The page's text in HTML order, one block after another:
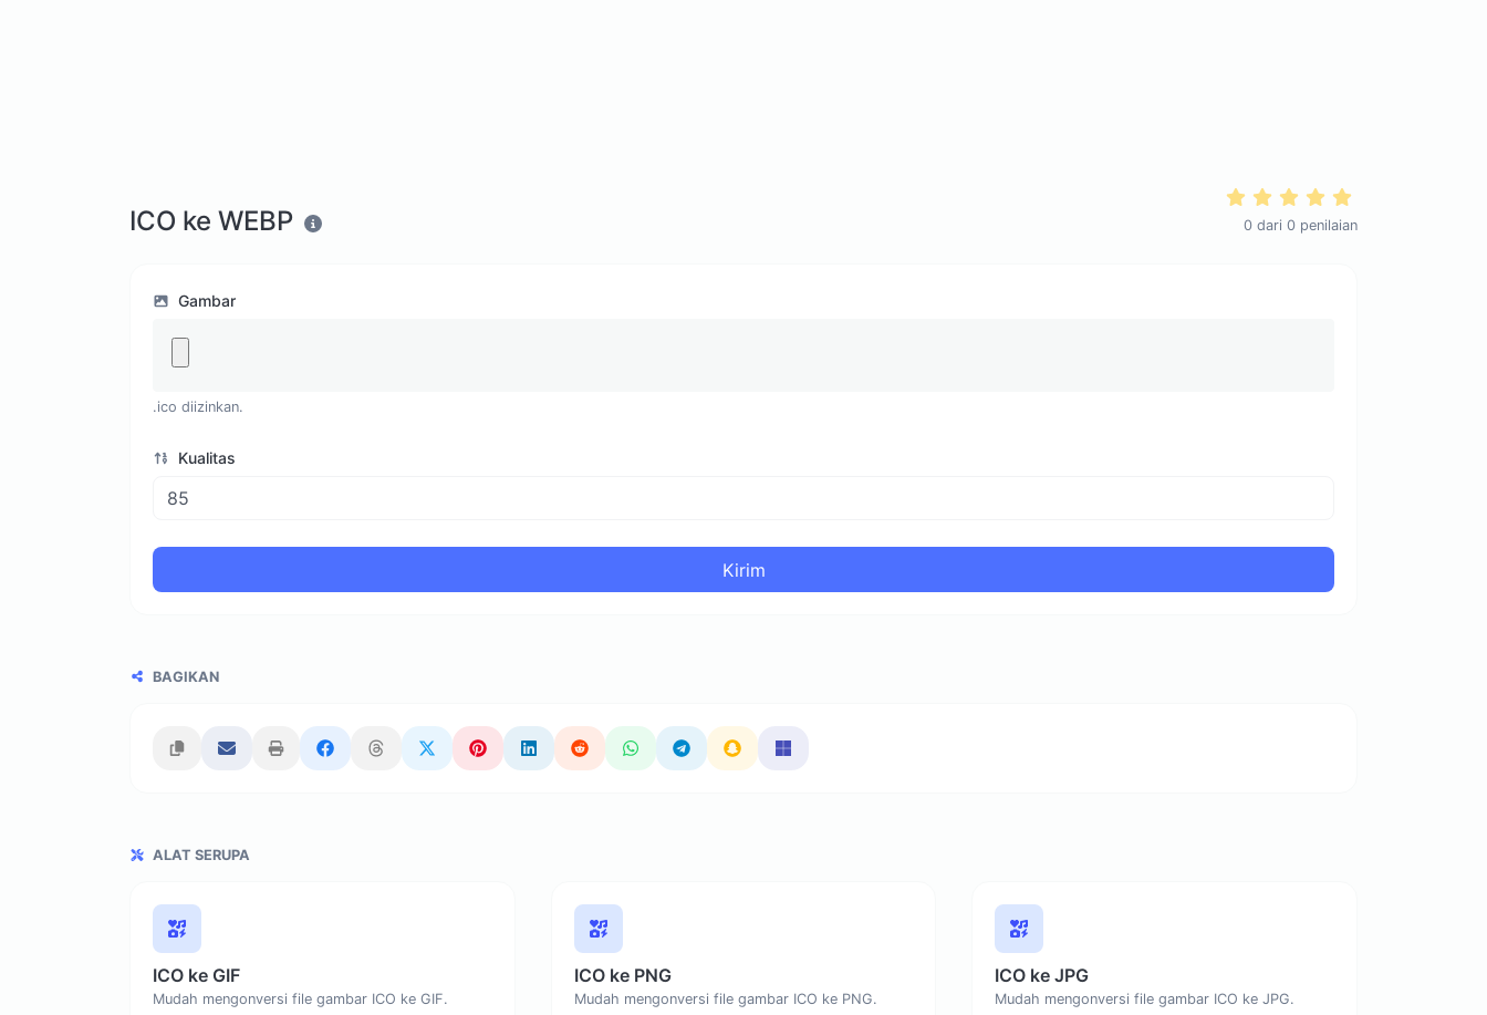
ICO ke WEBP 0 dari 0 penilaian
Gambar
.ico diizinkan.
Kualitas
Kirim
BAGIKAN
ALAT SERUPA
ICO ke GIF
Mudah mengonversi file gambar ICO ke GIF.
ICO ke PNG
Mudah mengonversi file gambar ICO ke PNG.
ICO ke JPG
Mudah mengonversi file gambar ICO ke JPG.